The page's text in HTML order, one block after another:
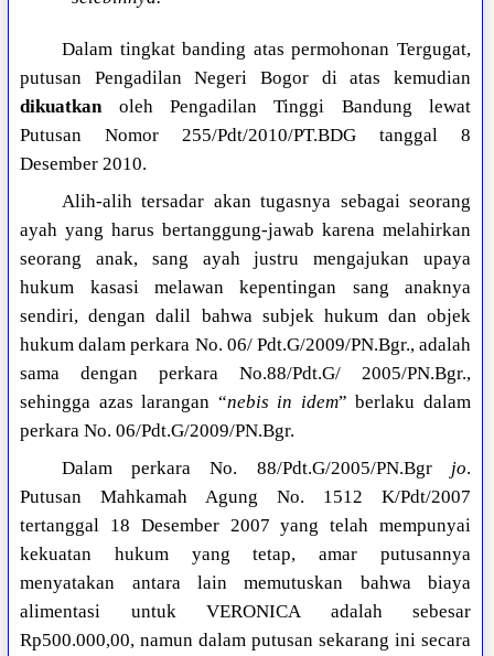
Dalam tingkat banding atas permohonan Tergugat,
putusan Pengadilan Negeri Bogor di atas kemudian
dikuatkanoleh Pengadilan Tinggi Bandung lewat
Putusan Nomor 255/Pdt/2010/PT.BDG tanggal 8
Desember 2010.
Alih-alih tersadar akan tugasnya sebagai seorang
ayah yang harus bertanggung-jawab karena melahirkan
seorang anak, sang ayah justru mengajukan upaya
hukum kasasi melawan kepentingan sang anaknya
sendiri, dengan dalil bahwa subjek hukum dan objek
hukum dalam perkara No. 06/ Pdt.G/2009/PN.Bgr., adalah
sama dengan perkara No.88/Pdt.G/ 2005/PN.Bgr.,
sehingga azas larangan “nebis in idem” berlaku dalam
perkara No. 06/Pdt.G/2009/PN.Bgr.
Dalam perkara No. 88/Pdt.G/2005/PN.Bgr jo.
Putusan Mahkamah Agung No. 1512 K/Pdt/2007
tertanggal 18 Desember 2007 yang telah mempunyai
kekuatan hukum yang tetap, amar putusannya
menyatakan antara lain memutuskan bahwa biaya
alimentasi untuk VERONICA adalah sebesar
Rp500.000,00, namun dalam putusan sekarang ini secara